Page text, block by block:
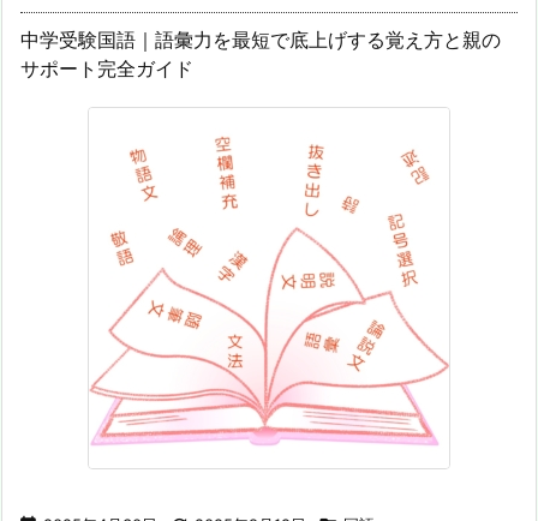
中学受験国語｜語彙力を最短で底上げする覚え方と親の
サポート完全ガイド